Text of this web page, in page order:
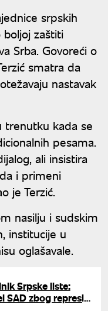
srpskih
zaštiti
Srba. Govoreći o
smatra da
nastavak
trenutku kada se
pesama.
ali insistira
i primeni
je Terzić.
nasilju i sudskim
institucije u
oglašavale.
Srpske liste:
SAD zbog represije